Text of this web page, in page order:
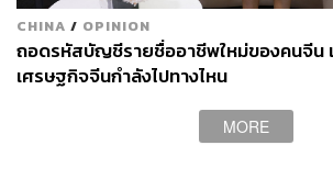
การปรับขึ้นของคาดการณ์อัตราการเติบโ
เงินเฟ้อสหรัฐฯ แต่ทำการปรับลดอัตราการ
นอกจากนั้นมีการปรับเพิ่มคาดการณ์ระดั
2025 และ 2026 รวมไปถึงอัตราดอกเบี้ยใน
Run Rate) ซึ่งบ่งชี้ถึงแนวโน้มระดับอัตรา
ในระยะยาว ทำให้นักลงทุนยังคงไม่วางใ
CHINA / OPINION
ถอดรหัสบัญชีรายชื่ออาชีพใหม่ของคนจีน
เศรษฐกิจจีนกำลังไปทางไหน
MORE